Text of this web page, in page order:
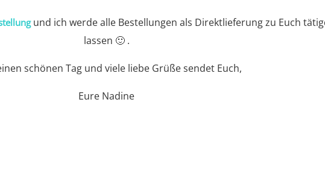
und ich werde alle Bestellungen als Direktlieferung zu Euch
lassen 🙂 .
schönen Tag und viele liebe Grüße sendet Euch,
Eure Nadine